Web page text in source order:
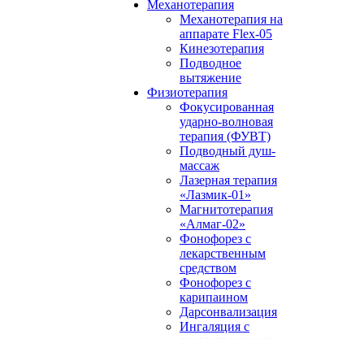
Механотерапия
Механотерапия на
аппарате Flex-05
Кинезотерапия
Подводное
вытяжение
Физиотерапия
Фокусированная
ударно-волновая
терапия (ФУВТ)
Подводный душ-
массаж
Лазерная терапия
«Лазмик-01»
Магнитотерапия
«Алмаг-02»
Фонофорез с
лекарственным
средством
Фонофорез с
карипаином
Дарсонвализация
Ингаляция с